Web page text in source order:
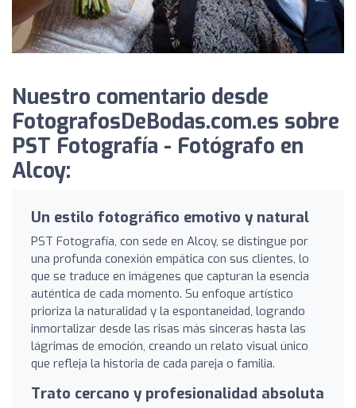
Nuestro comentario desde
FotografosDeBodas.com.es sobre
PST Fotografía - Fotógrafo en
Alcoy:
Un estilo fotográfico emotivo y natural
PST Fotografía, con sede en Alcoy, se distingue por
una profunda conexión empática con sus clientes, lo
que se traduce en imágenes que capturan la esencia
auténtica de cada momento. Su enfoque artístico
prioriza la naturalidad y la espontaneidad, logrando
inmortalizar desde las risas más sinceras hasta las
lágrimas de emoción, creando un relato visual único
que refleja la historia de cada pareja o familia.
Trato cercano y profesionalidad absoluta